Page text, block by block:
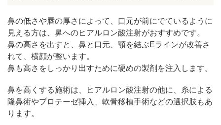
鼻の低さや唇の厚さによって、口元が前にでているように
見える方は、鼻へのヒアルロン酸注射がおすすめです。
鼻の高さを出すと、鼻と口元、顎を結ぶEラインが改善さ
れて、横顔が整います。
鼻も高さをしっかり出すために硬めの製剤を注入します。
鼻を高くする施術は、ヒアルロン酸注射の他に、糸による
隆鼻術やプロテーゼ挿入、軟骨移植手術などの選択肢もあ
ります。